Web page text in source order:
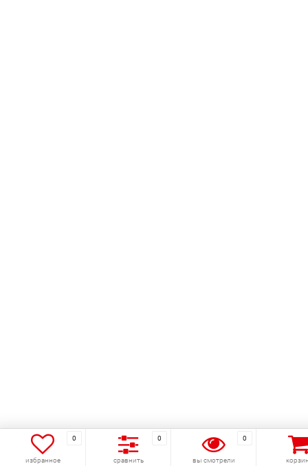
0
избранное
0
сравнить
0
вы смотрели